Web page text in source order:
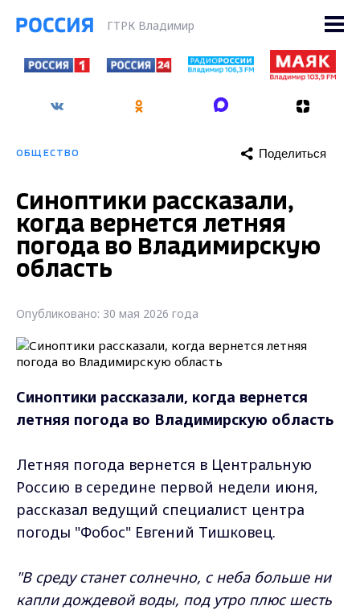
ГТРК Владимир
ОБЩЕСТВО Поделиться
Синоптики рассказали,
когда вернется летняя
погода во Владимирскую
область
Опубликовано: 30 мая 2026 года
Синоптики рассказали, когда вернется
летняя погода во Владимирскую область
Летняя погода вернется в Центральную
Россию в середине первой недели июня,
рассказал ведущий специалист центра
погоды "Фобос" Евгений Тишковец.
"В среду станет солнечно, с неба больше ни
капли дождевой воды, под утро плюс шесть